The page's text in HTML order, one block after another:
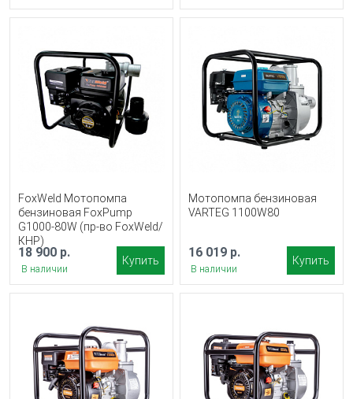
FoxWeld Мотопомпа
бензиновая FoxPump
G1000-80W (пр-во FoxWeld/
КНР)
18 900 р.
В наличии
Купить
Мотопомпа бензиновая
VARTEG 1100W80
16 019 р.
В наличии
Купить